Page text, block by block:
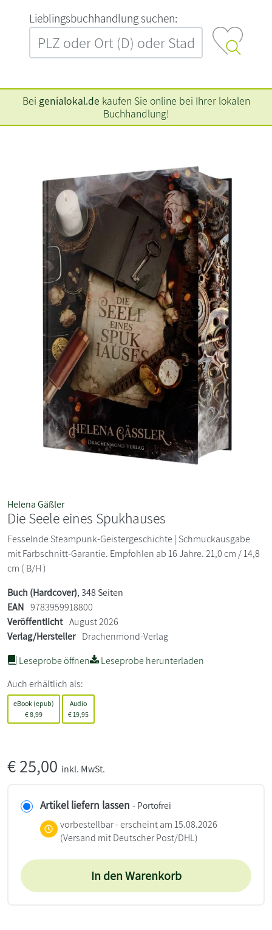
L‍i‍e‍b‍l‍i‍n‍g‍s‍b‍u‍c‍h‍h‍a‍n‍d‍l‍u‍n‍g‍ ‍s‍u‍c‍h‍e‍n‍:‍
Bei genialokal.de kaufen Sie online bei Ihrer lokalen
Buchhandlung!
Helena Gäßler
Die Seele eines Spukhauses
Fesselnde Steampunk-Geistergeschichte | Schmuckausgabe
mit Farbschnitt-Garantie. Empfohlen ab 16 Jahre. 21,0 cm / 14,8
cm ( B/H )
Buch (Hardcover), 348 Seiten
EAN 9783959918800
Veröffentlicht August 2026
Verlag/Hersteller Drachenmond-Verlag
Leseprobe öffnen
Leseprobe herunterladen
Auch erhältlich als:
eBook (epub)
€8,99
Audio
€19,95
€25,00 inkl. MwSt.
Artikel liefern lassen - Portofrei
vorbestellbar - erscheint am 15.08.2026
(Versand mit Deutscher Post/DHL)
In den Warenkorb